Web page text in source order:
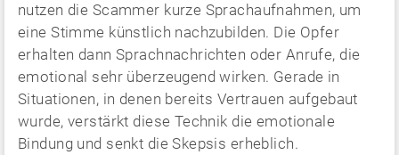
nutzen die Scammer kurze Sprachaufnahmen, um
eine Stimme künstlich nachzubilden. Die Opfer
erhalten dann Sprachnachrichten oder Anrufe, die
emotional sehr überzeugend wirken. Gerade in
Situationen, in denen bereits Vertrauen aufgebaut
wurde, verstärkt diese Technik die emotionale
Bindung und senkt die Skepsis erheblich.